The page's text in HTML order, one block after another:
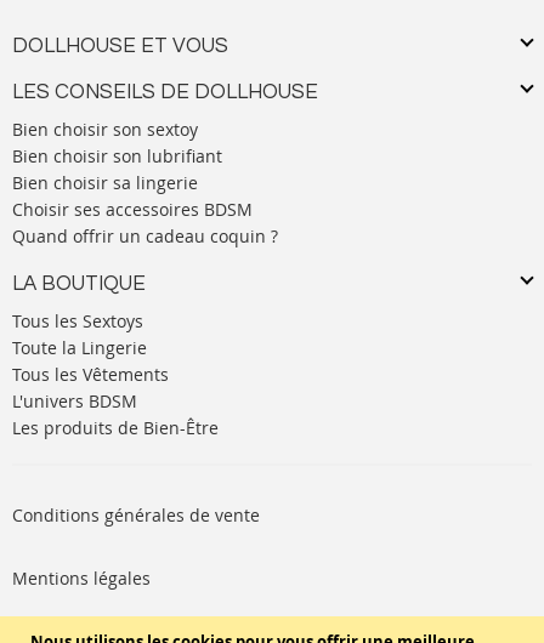
DOLLHOUSE ET VOUS
LES CONSEILS DE DOLLHOUSE
Bien choisir son sextoy
Bien choisir son lubrifiant
Bien choisir sa lingerie
Choisir ses accessoires BDSM
Quand offrir un cadeau coquin ?
LA BOUTIQUE
Tous les Sextoys
Toute la Lingerie
Tous les Vêtements
L'univers BDSM
Les produits de Bien-Être
Conditions générales de vente
Mentions légales